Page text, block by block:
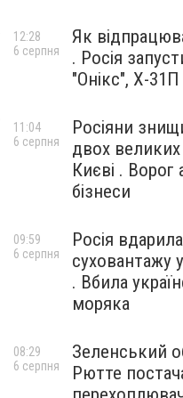
Як
. Росія
"Онікс", Х-
12:28
6 серпня
Росіяни
двох
Києві . Ворог
бізнеси
11:04
6 серпня
Росія
суховантажу
. Вбила
моряка
09:59
6 серпня
Зеленський
Рютте
08:29
6 серпня